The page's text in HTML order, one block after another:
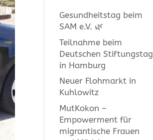
Gesundheitstag beim
SAM e.V. 🌿
Teilnahme beim
Deutschen Stiftungstag
in Hamburg
Neuer Flohmarkt in
Kuhlowitz
MutKokon –
Empowerment für
migrantische Frauen